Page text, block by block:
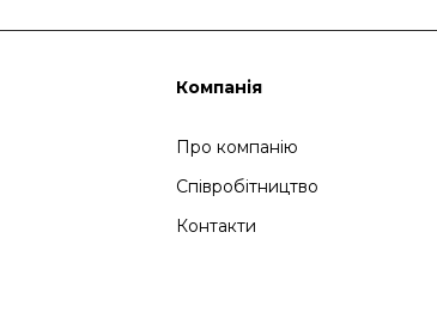
Компанія
Про компанію
Співробітництво
Контакти